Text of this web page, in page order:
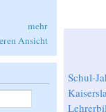
Schul-
mehr
Ansicht